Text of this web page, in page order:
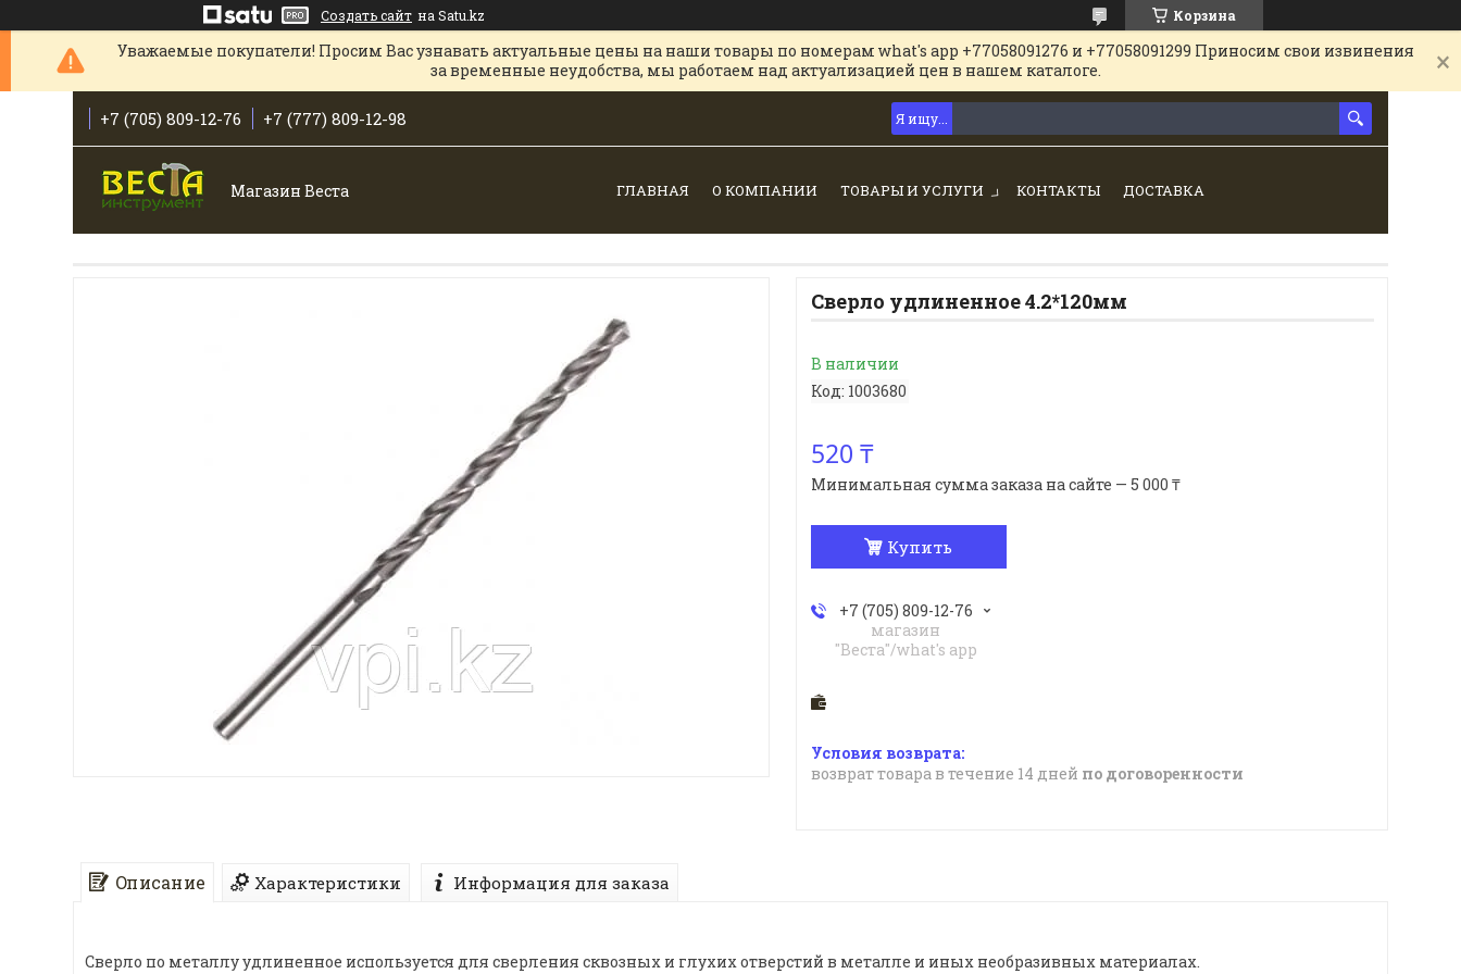
Создать сайт на Satu.kz Корзина
Уважаемые покупатели! Просим Вас узнавать актуальные цены на наши товары по номерам what's app +77058091276 и +77058091299 Приносим свои извинения
за временные неудобства, мы работаем над актуализацией цен в нашем каталоге.
+7 (705) 809-12-76 +7 (777) 809-12-98
Магазин Веста ГЛАВНАЯ О КОМПАНИИ ТОВАРЫ И УСЛУГИ КОНТАКТЫ ДОСТАВКА
Сверло удлиненное 4.2*120мм
В наличии
Код: 1003680
520 ₸
Минимальная сумма заказа на сайте — 5 000 ₸
Купить
+7 (705) 809-12-76
магазин
"Веста"/what's app
возврат товара в течение 14 дней по договоренности
Описание Характеристики Информация для заказа
Сверло по металлу удлиненное используется для сверления сквозных и глухих отверстий в металле и иных необразивных материалах.